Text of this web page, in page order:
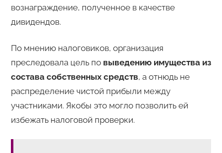
вознаграждение, полученное в качестве
дивидендов.
По мнению налоговиков, организация
преследовала цель по выведению имущества из
состава собственных средств, а отнюдь не
распределение чистой прибыли между
участниками. Якобы это могло позволить ей
избежать налоговой проверки.